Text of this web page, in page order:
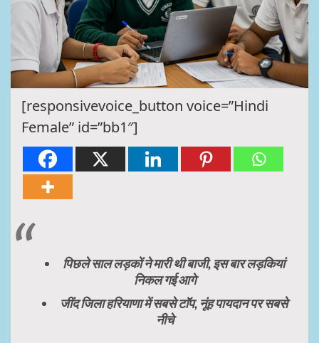
[responsivevoice_button voice=”Hindi
Female” id=”bb1″]
पिछले साल लड़कों ने मारी थी बाजी, इस बार लड़कियां
निकल गई आगे
जींद जिला हरियाणा में सबसे टाॅप, नूंह पायदान पर सबसे
नीचे